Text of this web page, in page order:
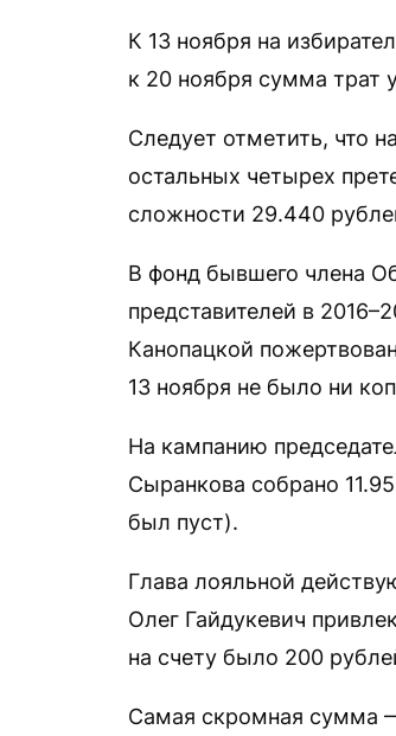
К 13 ноября на
к 20 ноября сумма трат
Следует отметить, что
остальных четырех
сложности 29.440
В фонд бывшего члена
представителей в
Канопацкой
13 ноября не было ни
На кампанию
Сыранкова собрано
был пуст).
Глава лояльной
Олег Гайдукевич
на счету было 200
Самая скромная сумма